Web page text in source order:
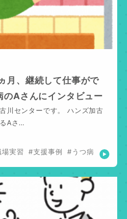
月、継続して仕事がで
のAさんにインタビュー
川センターです。 ハンズ加古
Aさ…
実習 #支援事例 #うつ病